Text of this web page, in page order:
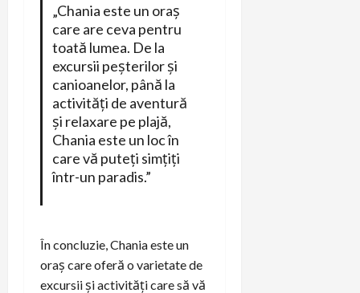
„Chania este un oraș
care are ceva pentru
toată lumea. De la
excursii peșterilor și
canioanelor, până la
activități de aventură
și relaxare pe plajă,
Chania este un loc în
care vă puteți simțiți
într-un paradis.”
În concluzie, Chania este un
oraș care oferă o varietate de
excursii și activități care să vă